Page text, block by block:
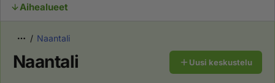
Aihealueet
Naantali
Naantali Uusi keskustelu